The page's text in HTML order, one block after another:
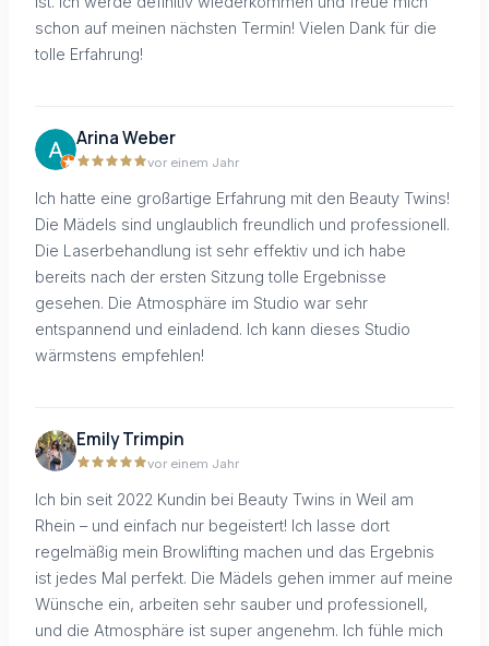
schon auf meinen nächsten Termin! Vielen Dank für die
tolle Erfahrung!
Arina Weber
vor einem Jahr
Ich hatte eine großartige Erfahrung mit den Beauty Twins!
Die Mädels sind unglaublich freundlich und professionell.
Die Laserbehandlung ist sehr effektiv und ich habe
bereits nach der ersten Sitzung tolle Ergebnisse
gesehen. Die Atmosphäre im Studio war sehr
entspannend und einladend. Ich kann dieses Studio
wärmstens empfehlen!
Emily Trimpin
vor einem Jahr
Ich bin seit 2022 Kundin bei Beauty Twins in Weil am
Rhein – und einfach nur begeistert! Ich lasse dort
regelmäßig mein Browlifting machen und das Ergebnis
ist jedes Mal perfekt. Die Mädels gehen immer auf meine
Wünsche ein, arbeiten sehr sauber und professionell,
und die Atmosphäre ist super angenehm. Ich fühle mich